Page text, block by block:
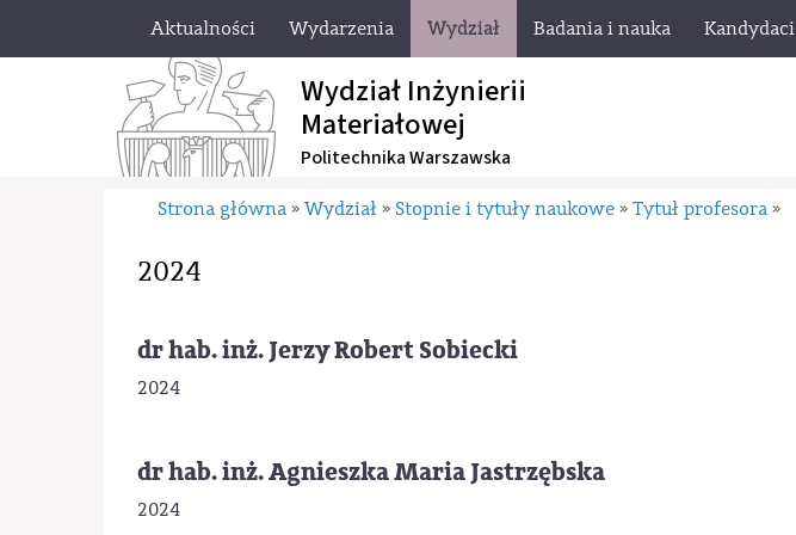
Aktualności Wydarzenia Wydział Badania i nauka Kandydaci
Wydział Inżynierii
Materiałowej
Politechnika Warszawska
Strona główna » Wydział » Stopnie i tytuły naukowe » Tytuł profesora »
2024
dr hab. inż. Jerzy Robert Sobiecki
2024
dr hab. inż. Agnieszka Maria Jastrzębska
2024